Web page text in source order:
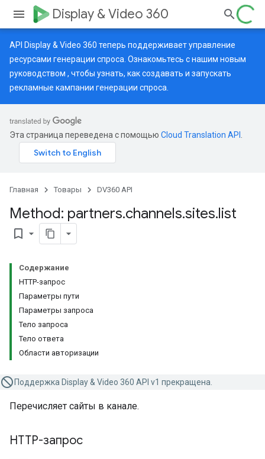
Display & Video 360
API Display & Video 360 теперь поддерживает управление
ресурсами генерации спроса. Ознакомьтесь с нашим новым
руководством , чтобы узнать, как создавать и запускать
рекламные кампании генерации спроса.
Эта страница переведена с помощью Cloud Translation API
Главная Товары DV360 API
Method: partners.channels.sites.list
bookmark_border
Содержание
HTTP-запрос
Параметры пути
Параметры запроса
Тело запроса
Тело ответа
Области авторизации
Поддержка Display & Video 360 API v1 прекращена.
Перечисляет сайты в канале.
HTTP-запрос